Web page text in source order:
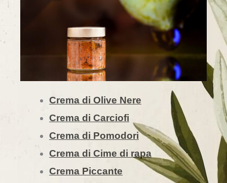
Crema di Olive Nere
Crema di Carciofi
Crema di Pomodori
Crema di Cime di rapa
Crema Piccante